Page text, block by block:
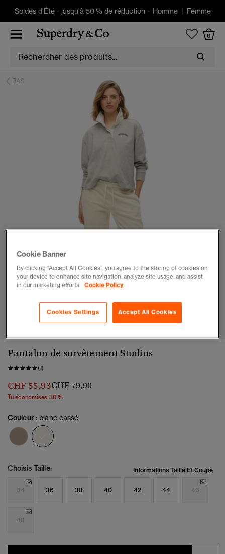
Soldes d'Été -jusqu'à 50 % de réduction - Homme| Femme
0
BAS
1 2 3 5 6 7
Pantalon de survêtement Studios
(1)
CHF 55,93Prix réduit de
CHF 79,90à
Tu économises 30 %
Couleur : blanc cassé
Choisis Taille: Informations Taille Et Coupe
34 36 38 40 42 44 46
48
Cookie Banner
By clicking “Accept All Cookies”, you agree to the storing of cookies on
your device to enhance site navigation, analyze site usage, and assist
in our marketing efforts. Cookie Policy
Accept All Cookies
Cookies Settings